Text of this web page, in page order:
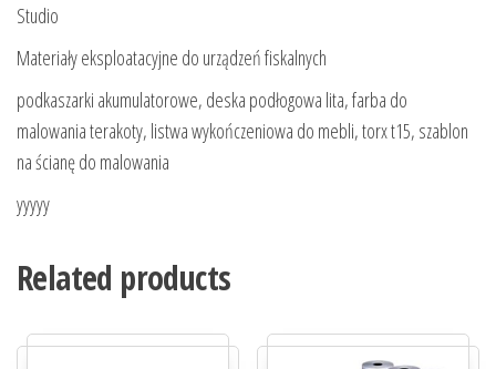
Studio
Materiały eksploatacyjne do urządzeń fiskalnych
podkaszarki akumulatorowe, deska podłogowa lita, farba do
malowania terakoty, listwa wykończeniowa do mebli, torx t15, szablon
na ścianę do malowania
yyyyy
Related products